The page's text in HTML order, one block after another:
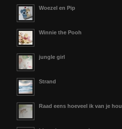
Woezel en Pip
Winnie the Pooh
jungle girl
Strand
Raad eens hoeveel ik van je hou